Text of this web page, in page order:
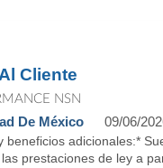
Cliente
NSN
De México 09/06/
beneficios adicionales:*
las prestaciones de ley a